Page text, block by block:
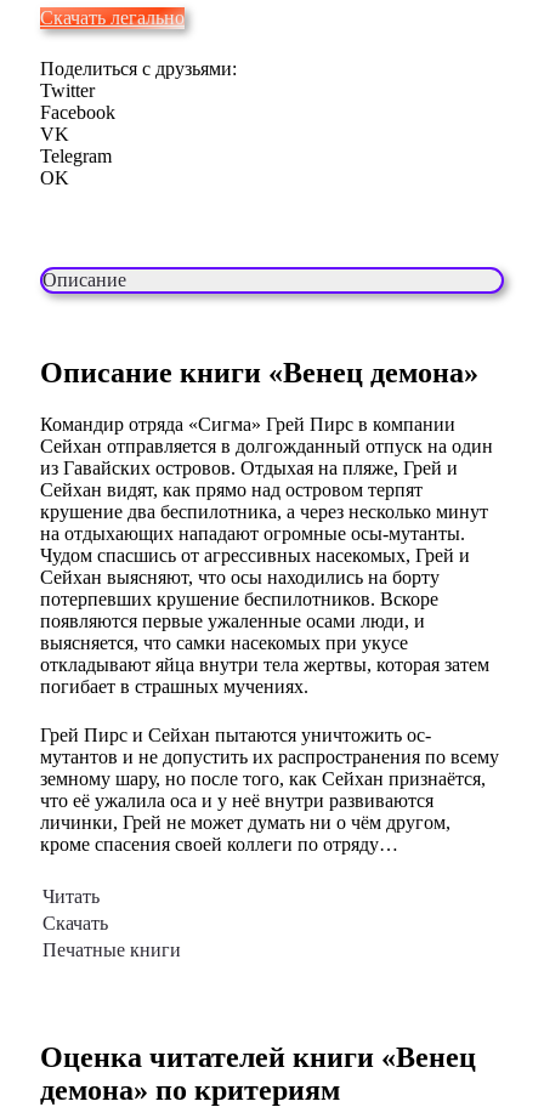
Скачать легально
Поделиться с друзьями:
Twitter
Facebook
VK
Telegram
OK
Описание
Описание книги «Венец демона»
Командир отряда «Сигма» Грей Пирс в компании
Сейхан отправляется в долгожданный отпуск на один
из Гавайских островов. Отдыхая на пляже, Грей и
Сейхан видят, как прямо над островом терпят
крушение два беспилотника, а через несколько минут
на отдыхающих нападают огромные осы-мутанты.
Чудом спасшись от агрессивных насекомых, Грей и
Сейхан выясняют, что осы находились на борту
потерпевших крушение беспилотников. Вскоре
появляются первые ужаленные осами люди, и
выясняется, что самки насекомых при укусе
откладывают яйца внутри тела жертвы, которая затем
погибает в страшных мучениях.
Грей Пирс и Сейхан пытаются уничтожить ос-
мутантов и не допустить их распространения по всему
земному шару, но после того, как Сейхан признаётся,
что её ужалила оса и у неё внутри развиваются
личинки, Грей не может думать ни о чём другом,
кроме спасения своей коллеги по отряду…
Читать
Скачать
Печатные книги
Оценка читателей книги «Венец
демона» по критериям